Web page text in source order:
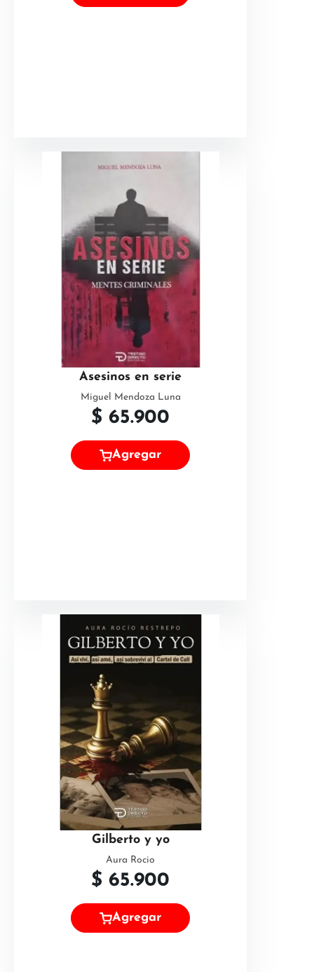
Asesinos en serie
Miguel Mendoza Luna
$ 65.900
Agregar
Gilberto y yo
Aura Rocio
$ 65.900
Agregar